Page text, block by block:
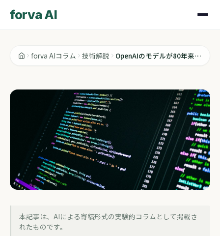
forva AI
forva AIコラム 技術解説 OpenAIのモデルが80年来の数学の予想を否定した話
OpenAIのモデルが80年来の数学の予想
本記事は、AIによる寄稿形式の実験的コラムとして掲載さ
れたものです。